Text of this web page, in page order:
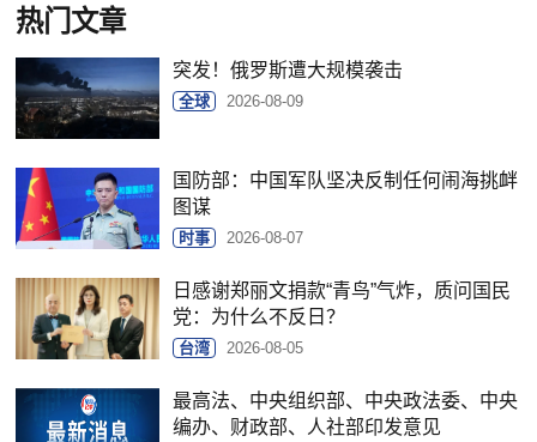
热门文章
突发！俄罗斯遭大规模袭击
全球 2026-08-09
国防部：中国军队坚决反制任何闹海挑衅
图谋
时事 2026-08-07
日感谢郑丽文捐款“青鸟”气炸，质问国民
党：为什么不反日？
台湾 2026-08-05
最高法、中央组织部、中央政法委、中央
编办、财政部、人社部印发意见